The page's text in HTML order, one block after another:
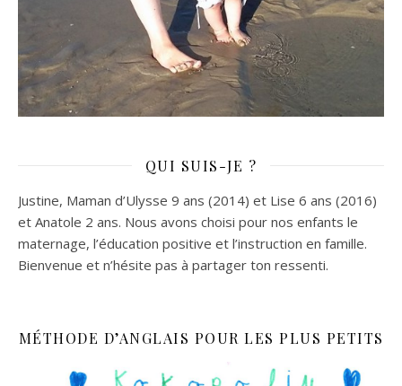
QUI SUIS-JE ?
Justine, Maman d’Ulysse 9 ans (2014) et Lise 6 ans (2016)
et Anatole 2 ans. Nous avons choisi pour nos enfants le
maternage, l’éducation positive et l’instruction en famille.
Bienvenue et n’hésite pas à partager ton ressenti.
MÉTHODE D’ANGLAIS POUR LES PLUS PETITS